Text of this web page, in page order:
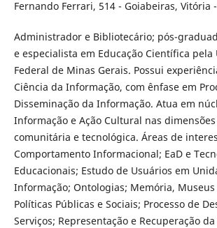
Fernando Ferrari, 514 - Goiabeiras, Vitória -
Administrador e Bibliotecário; pós-
e especialista em Educação Científica
Federal de Minas Gerais. Possui
Ciência da Informação, com ênfase em
Disseminação da Informação. Atua em
Informação e Ação Cultural nas
comunitária e tecnológica. Áreas de
Comportamento Informacional; EaD e
Educacionais; Estudo de Usuários em
Informação; Ontologias; Memória,
Políticas Públicas e Sociais; Processo de
Serviços; Representação e Recuperação